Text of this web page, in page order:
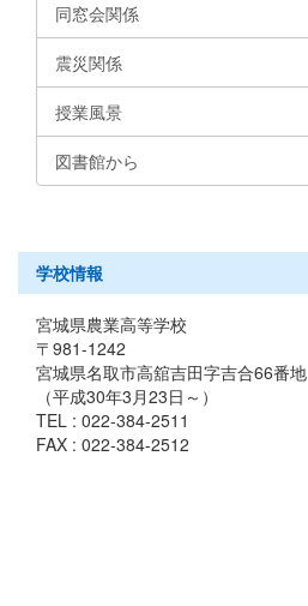
同窓会関係
震災関係
授業風景
図書館から
学校情報
宮城県農業高等学校
〒981-1242
宮城県名取市高舘吉田字吉合66番地
（平成30年3月23日～）
TEL : 022-384-2511
FAX : 022-384-2512